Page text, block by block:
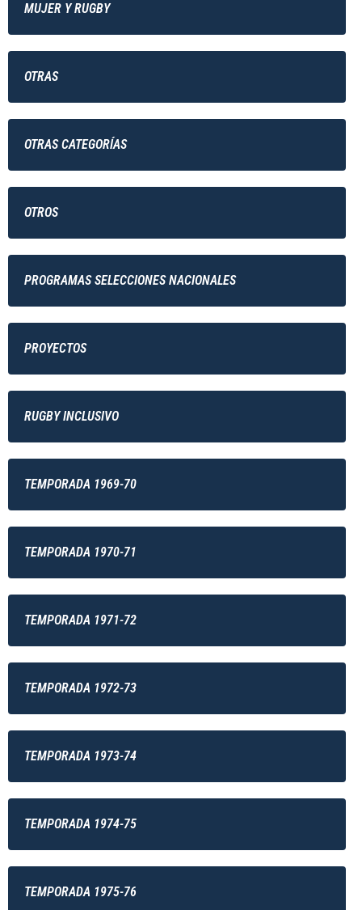
MUJER Y RUGBY
OTRAS
OTRAS CATEGORÍAS
OTROS
PROGRAMAS SELECCIONES NACIONALES
PROYECTOS
RUGBY INCLUSIVO
TEMPORADA 1969-70
TEMPORADA 1970-71
TEMPORADA 1971-72
TEMPORADA 1972-73
TEMPORADA 1973-74
TEMPORADA 1974-75
TEMPORADA 1975-76